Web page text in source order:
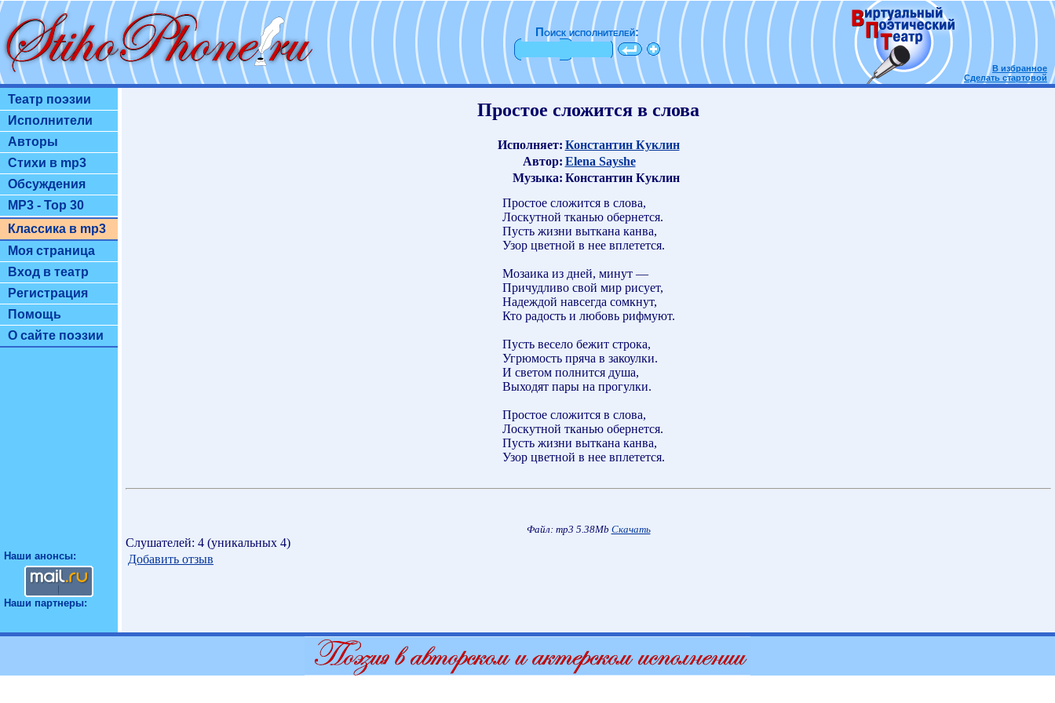
Поиск исполнителей:
В избранное
Сделать стартовой
Театр поэзии
Исполнители
Авторы
Стихи в mp3
Обсуждения
MP3 - Top 30
Классика в mp3
Моя страница
Вход в театр
Регистрация
Помощь
О сайте поэзии
Наши анонсы:
Наши партнеры:
Простое сложится в слова
Исполняет: Константин Куклин
Автор: Elena Sayshe
Музыка: Константин Куклин
Простое сложится в слова,
Лоскутной тканью обернется.
Пусть жизни выткана канва,
Узор цветной в нее вплетется.
Мозаика из дней, минут —
Причудливо свой мир рисует,
Надеждой навсегда сомкнут,
Кто радость и любовь рифмуют.
Пусть весело бежит строка,
Угрюмость пряча в закоулки.
И светом полнится душа,
Выходят пары на прогулки.
Простое сложится в слова,
Лоскутной тканью обернется.
Пусть жизни выткана канва,
Узор цветной в нее вплетется.
Файл: mp3 5.38Mb Скачать
Слушателей: 4 (уникальных 4)
Добавить отзыв